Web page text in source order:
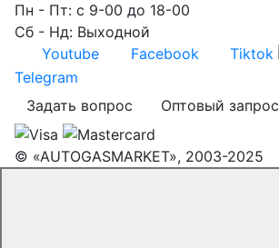
Пн - Пт: с 9-00 до 18-00
Сб - Нд: Выходной
Youtube
Facebook
Tiktok
Telegram
Задать вопрос
Оптовый запрос
© «AUTOGASMARKET», 2003-2025